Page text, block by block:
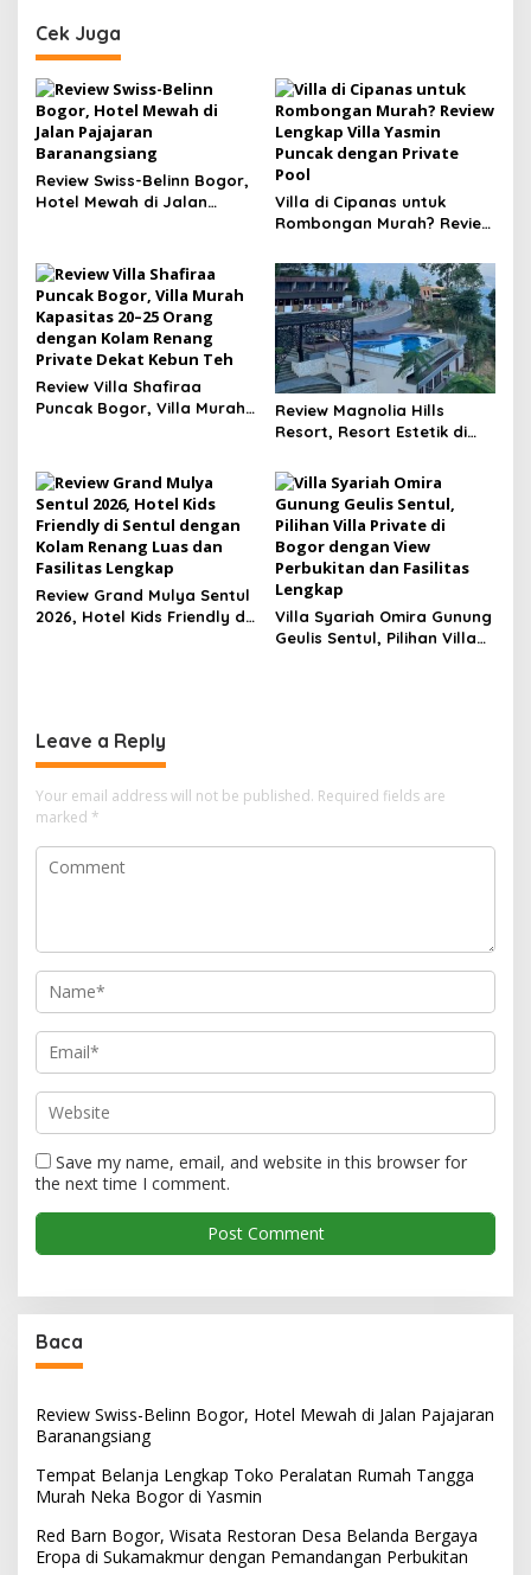
dan Menu Kuliner Lengkap
Cek Juga
Review Swiss-Belinn Bogor,
Hotel Mewah di Jalan
Villa di Cipanas untuk
Rombongan Murah? Review
Puncak dengan Private
Pool
Review Villa Shafiraa
Puncak Bogor, Villa Murah
Private Dekat Kebun Teh
Review Magnolia Hills
Resort, Resort Estetik di
Infinity Pool View Gunung
Salak dan Pangrango
Review Grand Mulya Sentul
2026, Hotel Kids Friendly di
Villa Syariah Omira Gunung
Geulis Sentul, Pilihan Villa
Leave a Reply
Your email address will not be published. Required fields are
marked *
Save my name, email, and website in this browser for
the next time I comment.
Baca
Review Swiss-Belinn Bogor, Hotel Mewah di Jalan Pajajaran
Baranangsiang
Tempat Belanja Lengkap Toko Peralatan Rumah Tangga
Murah Neka Bogor di Yasmin
Red Barn Bogor, Wisata Restoran Desa Belanda Bergaya
Eropa di Sukamakmur dengan Pemandangan Perbukitan